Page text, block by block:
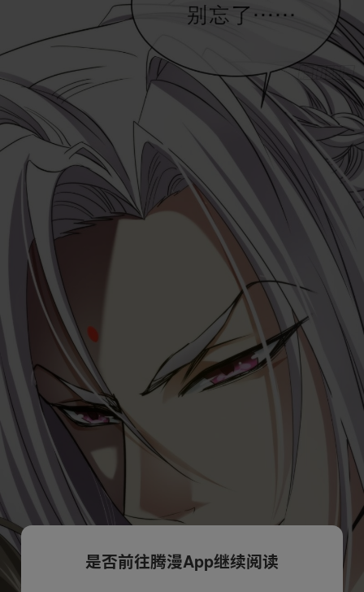
是否前往腾漫App继续阅读